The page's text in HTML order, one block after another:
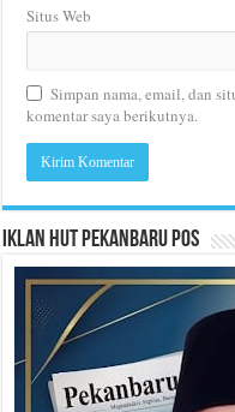
Situs Web
Simpan nama, email, dan
komentar saya berikutnya.
Iklan HUT Pekanbaru Pos